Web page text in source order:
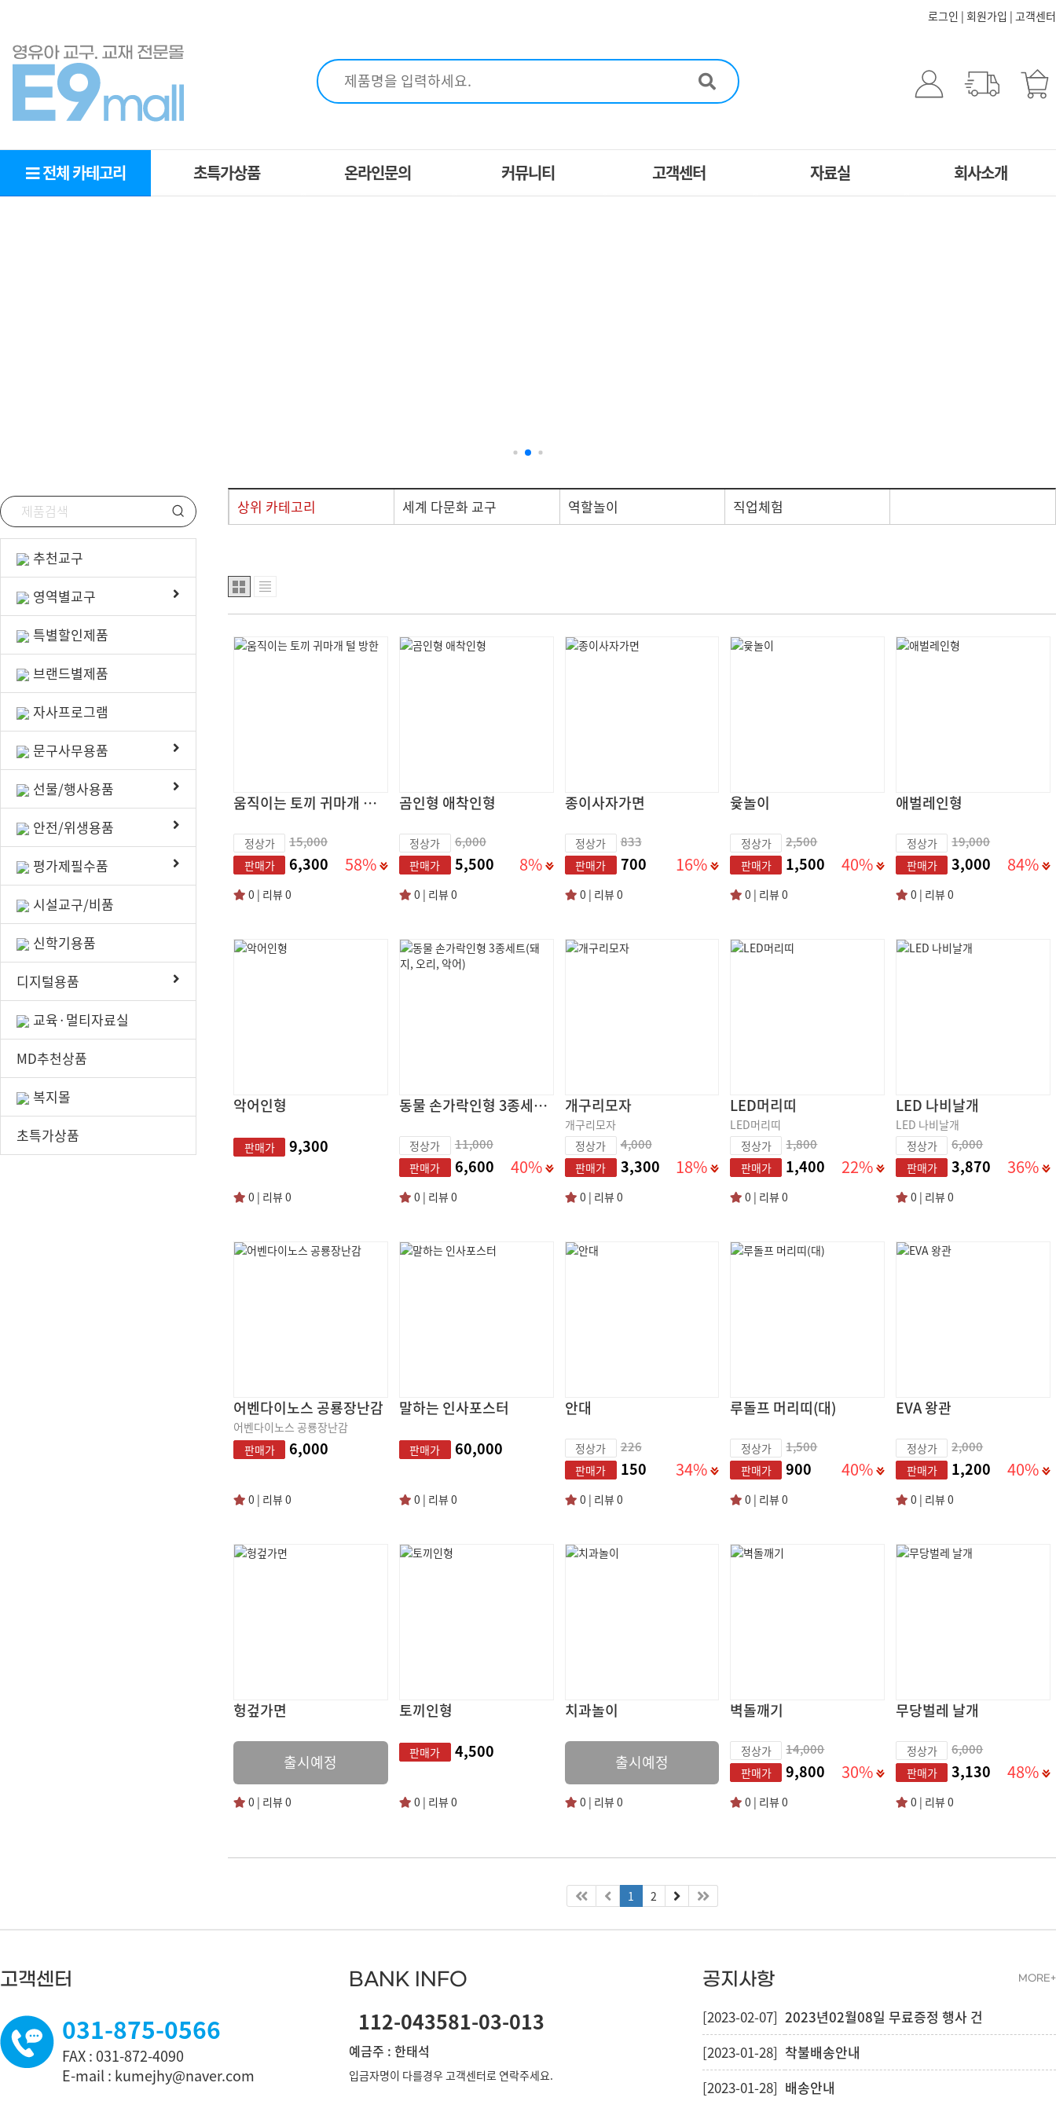
로그인 | 회원가입 | 고객센터
전체 카테고리 초특가상품 온라인문의 커뮤니티 고객센터 자료실 회사소개
추천교구
영역별교구
특별할인제품
브랜드별제품
자사프로그램
문구사무용품
선물/행사용품
안전/위생용품
평가제필수품
시설교구/비품
신학기용품
디지털용품
교육·멀티자료실
MD추천상품
복지몰
초특가상품
상위 카테고리 세계 다문화 교구 역할놀이 직업체험
움직이는 토끼 귀마개 털 방한
정상가 15,000
판매가 6,300 58%
0 | 리뷰 0
곰인형 애착인형
정상가 6,000
판매가 5,500 8%
0 | 리뷰 0
종이사자가면
정상가 833
판매가 700 16%
0 | 리뷰 0
윷놀이
정상가 2,500
판매가 1,500 40%
0 | 리뷰 0
애벌레인형
정상가 19,000
판매가 3,000 84%
0 | 리뷰 0
악어인형
판매가 9,300
0 | 리뷰 0
동물 손가락인형 3종세트(돼지, 오리, 악어)
정상가 11,000
판매가 6,600 40%
0 | 리뷰 0
개구리모자
개구리모자
정상가
4,000
판매가 3,300 18%
0 | 리뷰 0
LED머리띠
LED머리띠
정상가
1,800
판매가 1,400 22%
0 | 리뷰 0
LED 나비날개
LED 나비날개
정상가
6,000
판매가 3,870 36%
0 | 리뷰 0
어벤다이노스 공룡장난감
어벤다이노스 공룡장난감
판매가
6,000
0 | 리뷰 0
말하는 인사포스터
판매가 60,000
0 | 리뷰 0
안대
정상가 226
판매가 150 34%
0 | 리뷰 0
루돌프 머리띠(대)
정상가 1,500
판매가 900 40%
0 | 리뷰 0
EVA 왕관
정상가 2,000
판매가 1,200 40%
0 | 리뷰 0
헝겊가면
출시예정
0 | 리뷰 0
토끼인형
판매가 4,500
0 | 리뷰 0
치과놀이
출시예정
0 | 리뷰 0
벽돌깨기
정상가 14,000
판매가 9,800 30%
0 | 리뷰 0
무당벌레 날개
정상가 6,000
판매가 3,130 48%
0 | 리뷰 0
1 2
고객센터
031-875-0566
FAX : 031-872-4090
E-mail : kumejhy@naver.com
BANK INFO
112-043581-03-013
예금주 : 한태석
입금자명이 다를경우 고객센터로 연락주세요.
공지사항 MORE+
[2023-02-07] 2023년02월08일 무료증정 행사 건
[2023-01-28] 착불배송안내
[2023-01-28] 배송안내